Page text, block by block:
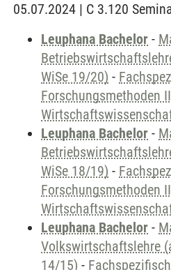
05.07.2024 | C 3.120
Leuphana Bachelor -
WiSe 19/20) -
Forschungsmethoden
Leuphana Bachelor -
WiSe 18/19) -
Forschungsmethoden
Leuphana Bachelor -
Volkswirtschaftslehre
14/15) -